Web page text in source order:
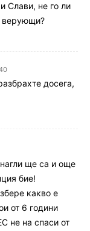
Слави, не го ли
верующи?
досега,
ще са и още
бие!
какво е
от 6 години
не на спаси от